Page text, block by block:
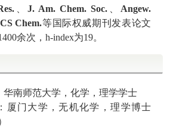
、J. Am. Chem. Soc.
Angew.
Chem.等国际权威期刊发表论文
余次，h-index为19。
华南师范大学，化学，理学学士
：厦门大学，无机化学，理学博士